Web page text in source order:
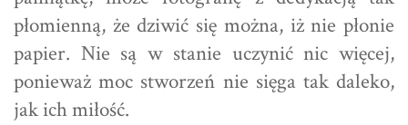
płomienną, że dziwić się można, iż nie płonie
papier. Nie są w stanie uczynić nic więcej,
ponieważ moc stworzeń nie sięga tak daleko,
jak ich miłość.